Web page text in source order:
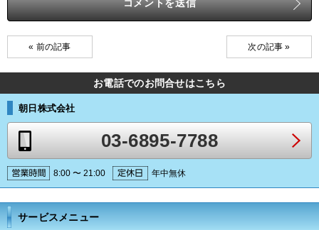
« 前の記事 次の記事 »
お電話でのお問合せはこちら
朝日株式会社
03-6895-7788
8:00 〜 21:00 年中無休
サービスメニュー